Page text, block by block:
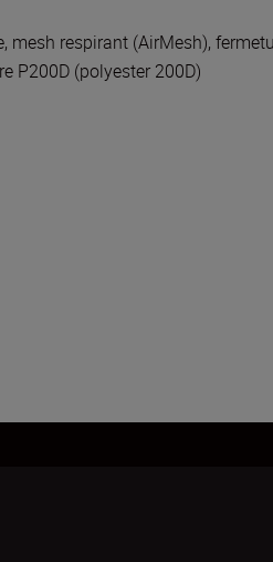
respirant (AirMesh),
P200D (polyester 200D)